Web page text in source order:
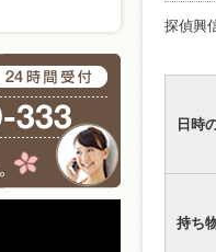
探偵興
日時
持ち